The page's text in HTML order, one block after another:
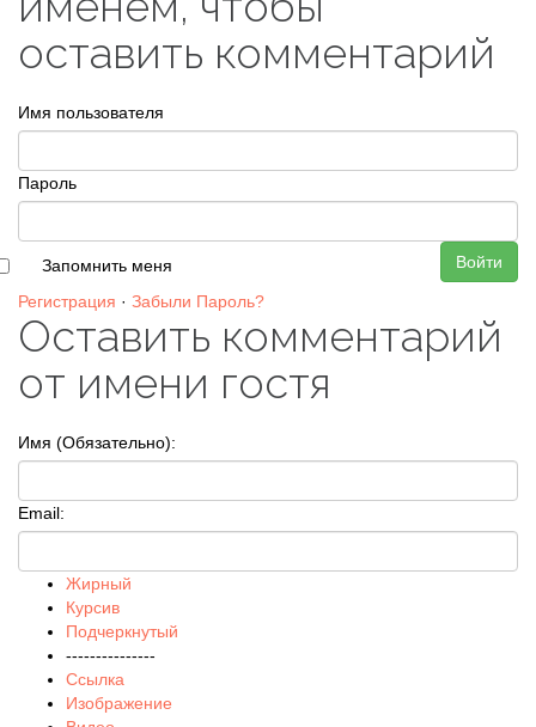
оставить комментарий
Имя пользователя
Пароль
Войти
Запомнить меня
Регистрация · Забыли Пароль?
Оставить комментарий
от имени гостя
Имя (Обязательно):
Email:
Жирный
Курсив
Подчеркнутый
---------------
Ссылка
Изображение